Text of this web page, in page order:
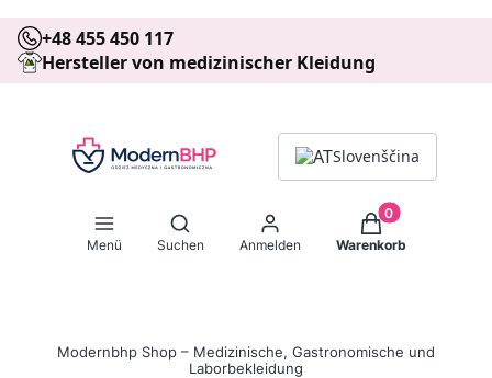
+48 455 450 117
Hersteller von medizinischer Kleidung
Slovenščina
Menü
Suchmaschine öffnen
Suchen Anmelden
Produkte im
Warenkorb
Modernbhp Shop – Medizinische, Gastronomische und
Laborbekleidung